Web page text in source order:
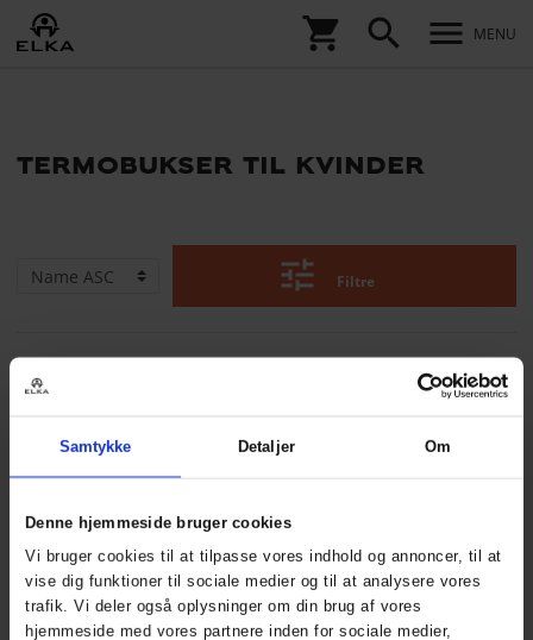
Samtykke Detaljer Om
Denne hjemmeside bruger cookies
Vi bruger cookies til at tilpasse vores indhold og annoncer, til at
vise dig funktioner til sociale medier og til at analysere vores
trafik. Vi deler også oplysninger om din brug af vores
hjemmeside med vores partnere inden for sociale medier,
shopping_cart search menu MENU
termobukser til kvinder
tune Filtre
Termobukser kvinde
ART. 161500LADY